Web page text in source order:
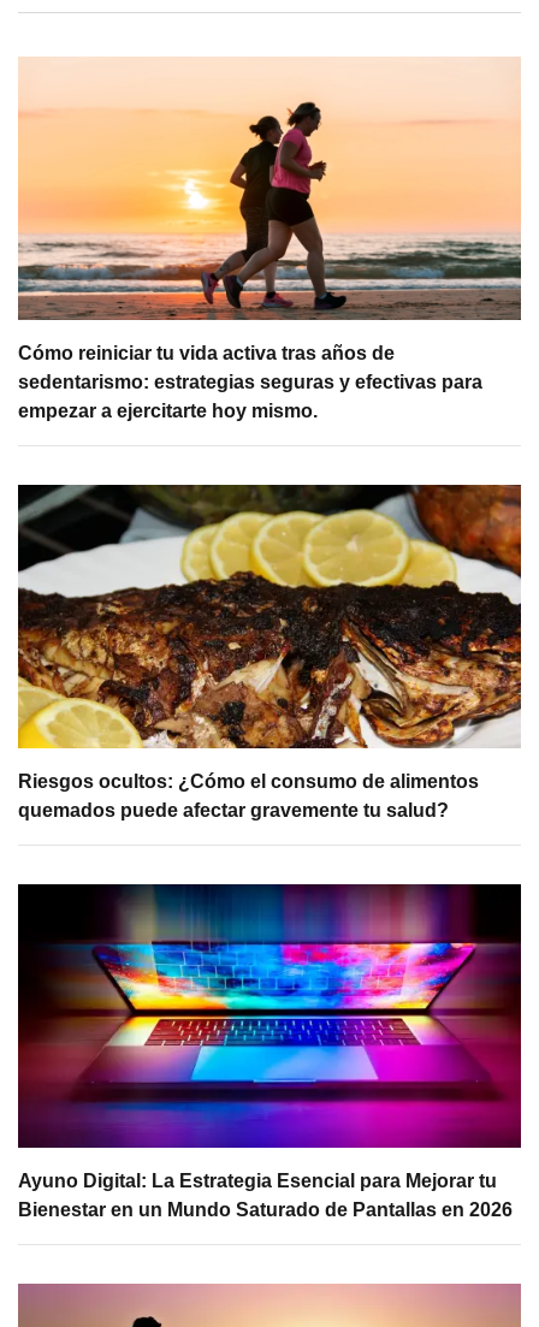
Cómo reiniciar tu vida activa tras años de
sedentarismo: estrategias seguras y efectivas para
empezar a ejercitarte hoy mismo.
Riesgos ocultos: ¿Cómo el consumo de alimentos
quemados puede afectar gravemente tu salud?
Ayuno Digital: La Estrategia Esencial para Mejorar tu
Bienestar en un Mundo Saturado de Pantallas en 2026